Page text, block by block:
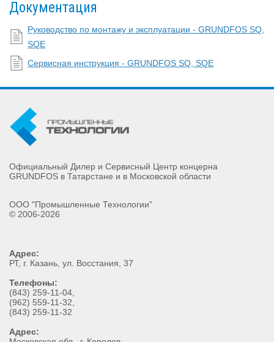
Документация
Руководство по монтажу и эксплуатации - GRUNDFOS SQ,
SQE
Сервисная инструкция - GRUNDFOS SQ, SQE
Официальный Дилер и Сервисный Центр концерна
GRUNDFOS в Татарстане и в Московской области
ООО "Промышленные Технологии"
© 2006-2026
Адрес:
РТ, г. Казань ул. Восстания, 37
Телефоны:
(843) 259-11-04
(962) 559-11-32
(843) 259-11-32
Адрес: